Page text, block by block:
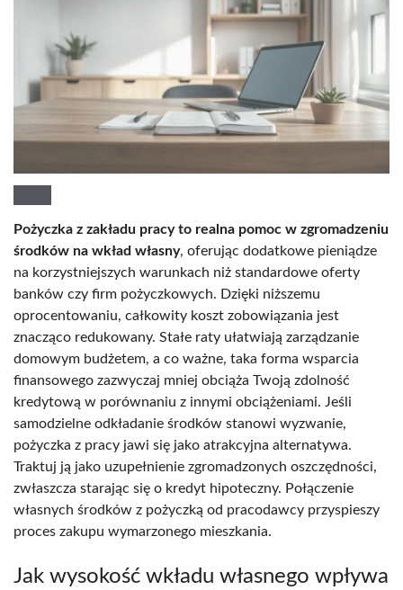
Pożyczka z zakładu pracy to realna pomoc w zgromadzeniu
środków na wkład własny, oferując dodatkowe pieniądze
na korzystniejszych warunkach niż standardowe oferty
banków czy firm pożyczkowych. Dzięki niższemu
oprocentowaniu, całkowity koszt zobowiązania jest
znacząco redukowany. Stałe raty ułatwiają zarządzanie
domowym budżetem, a co ważne, taka forma wsparcia
finansowego zazwyczaj mniej obciąża Twoją zdolność
kredytową w porównaniu z innymi obciążeniami. Jeśli
samodzielne odkładanie środków stanowi wyzwanie,
pożyczka z pracy jawi się jako atrakcyjna alternatywa.
Traktuj ją jako uzupełnienie zgromadzonych oszczędności,
zwłaszcza starając się o kredyt hipoteczny. Połączenie
własnych środków z pożyczką od pracodawcy przyspieszy
proces zakupu wymarzonego mieszkania.
Jak wysokość wkładu własnego wpływa